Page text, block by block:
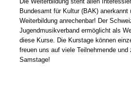
Bundesamt für Kultur (BAK) anerkannt
Weiterbildung anrechenbar! Der
Jugendmusikverband ermöglicht als
diese Kurse. Die Kurstage können
freuen uns auf viele Teilnehmende und
Samstage!